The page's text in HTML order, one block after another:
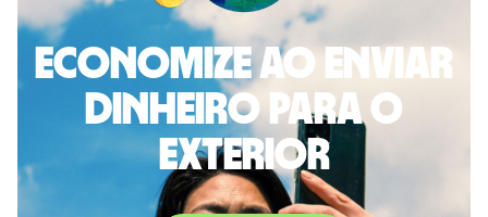
Economize ao enviar
dinheiro para o
exterior